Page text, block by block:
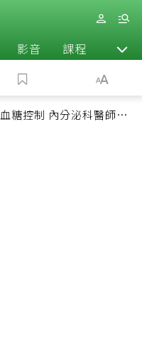
影音 課程 退休
糖控制 內分泌科醫師最